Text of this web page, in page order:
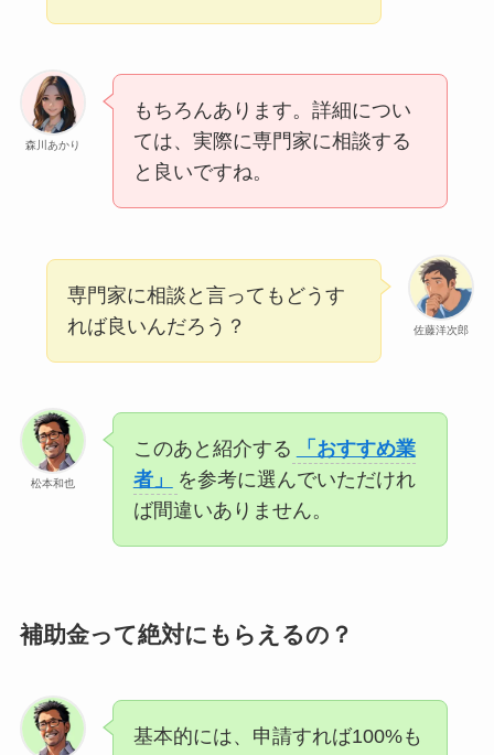
森川あかり
もちろんあります。詳細につい
ては、実際に専門家に相談する
と良いですね。
佐藤洋次郎
専門家に相談と言ってもどうす
れば良いんだろう？
松本和也
このあと紹介する
「おすすめ業
者」
を参考に選んでいただけれ
ば間違いありません。
補助金って絶対にもらえるの？
基本的には、申請すれば100%も